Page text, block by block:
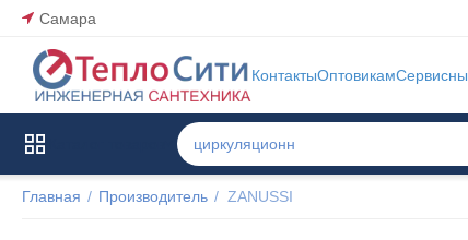
Самара
КонтактыОптовикам
Главная / Производитель / ZANUSSI